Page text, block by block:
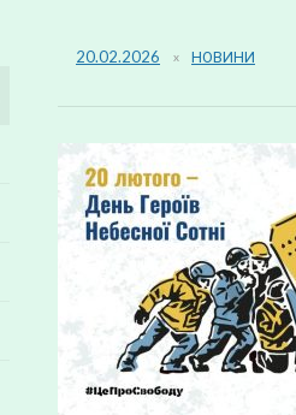
20.02.2026 НОВИНИ